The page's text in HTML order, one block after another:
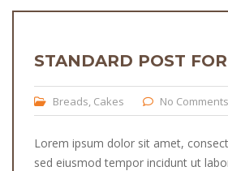
STANDARD POST
Breads, Cakes No Comments
Lorem ipsum dolor sit amet,
sed eiusmod tempor incidunt ut